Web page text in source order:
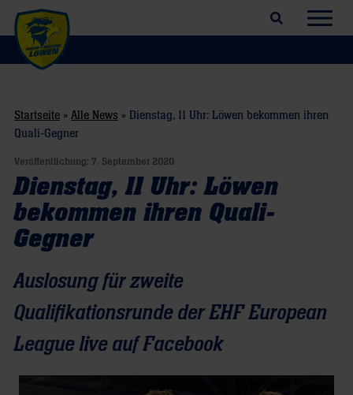
Suchfeld öffnen
Startseite » Alle News » Dienstag, 11 Uhr: Löwen bekommen ihren
Quali-Gegner
Veröffentlichung: 7. September 2020
Dienstag, 11 Uhr: Löwen
bekommen ihren Quali-
Gegner
Auslosung für zweite
Qualifikationsrunde der EHF European
League live auf Facebook